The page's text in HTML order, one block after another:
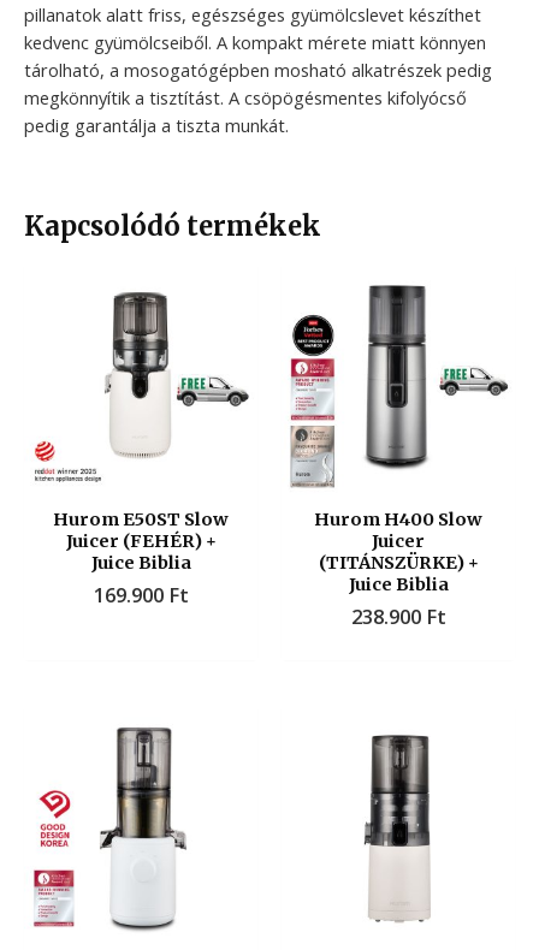
pillanatok alatt friss, egészséges gyümölcslevet készíthet
kedvenc gyümölcseiből. A kompakt mérete miatt könnyen
tárolható, a mosogatógépben mosható alkatrészek pedig
megkönnyítik a tisztítást. A csöpögésmentes kifolyócső
pedig garantálja a tiszta munkát.
Kapcsolódó termékek
Hurom E50ST Slow
Juicer (FEHÉR) +
Juice Biblia
169.900 Ft
Hurom H400 Slow
Juicer
(TITÁNSZÜRKE) +
Juice Biblia
238.900 Ft